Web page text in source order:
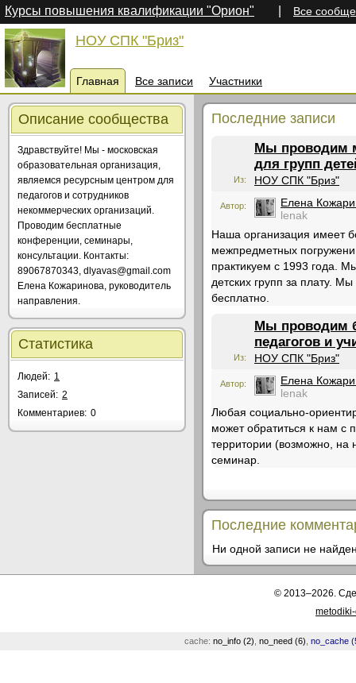
Курсы повышения квалификации "Орион" Все
НОУ СПК "Бриз"
Главная Все записи Участники
Описание сообщества
Здравствуйте! Мы - московская
образовательная организация,
являемся ресурсным центром для
педагогов и сотрудников
некоммерческих организаций.
Проводим бесплатные
конференции, семинары,
консультации. Контакты:
89067870343, dlyavas@gmail.com
Елена Кожаринова, руководитель
направления.
Статистика
Людей: 1
Записей: 2
Комментариев: 0
Последние записи
Мы проводим
для групп
Из: НОУ СПК "Бриз"
Автор:
Елена
lenak
Наша организация имеет
межпредметных
практикуем с 1993 года.
детских групп за плату.
бесплатно.
Мы проводим
педагогов и
Из: НОУ СПК "Бриз"
Автор:
Елена
lenak
Любая социально-
может обратиться к нам с
территории (возможно, на
семинар.
Последние
Ни одной записи не
© 2013–2026.
cache: no_info (2) no_need (6) no_cache